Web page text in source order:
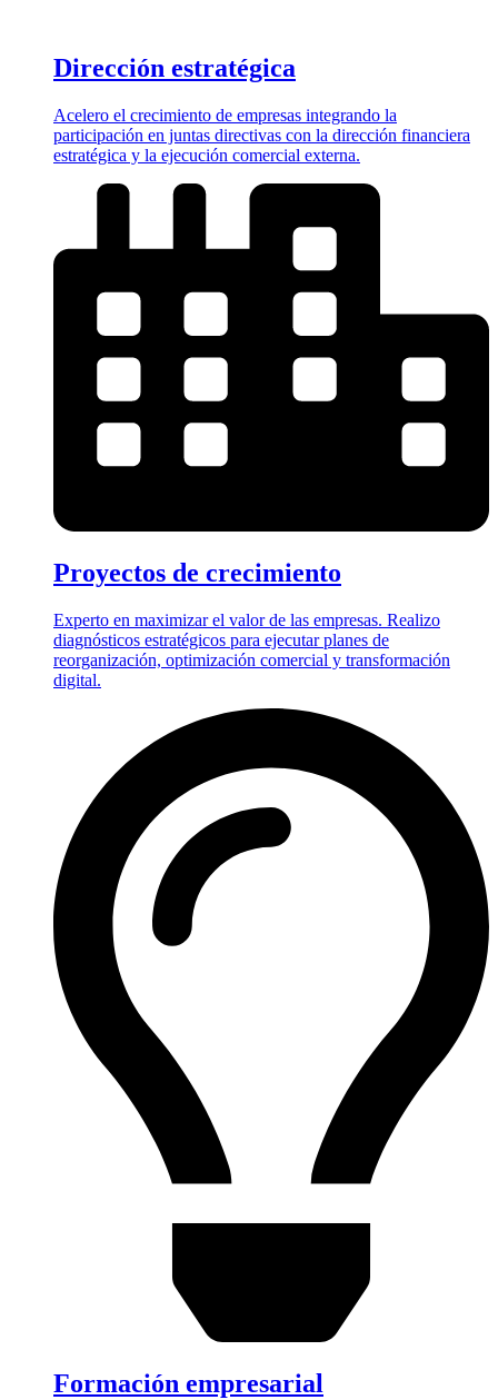
Dirección estratégica
Acelero el crecimiento de empresas integrando la
participación en juntas directivas con la dirección financiera
estratégica y la ejecución comercial externa.
Proyectos de crecimiento
Experto en maximizar el valor de las empresas. Realizo
diagnósticos estratégicos para ejecutar planes de
reorganización, optimización comercial y transformación
digital.
Formación empresarial